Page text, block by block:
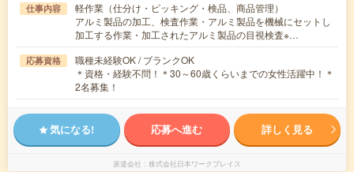
仕事内容
軽作業（仕分け・ピッキング・検品、商品管理）
アルミ製品の加工、検査作業・アルミ製品を機械にセットし
加工する作業・加工されたアルミ製品の目視検査※…
応募資格
職種未経験OK / ブランクOK
＊資格・経験不問！＊30～60歳くらいまでの女性活躍中！＊
2名募集！
気になる! 応募へ進む 詳しく見る
派遣会社 株式会社日本ワークプレイス